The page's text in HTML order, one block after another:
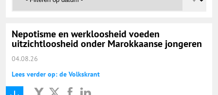
Nepotisme en werkloosheid voeden
uitzichtloosheid onder Marokkaanse jongeren
04.08.26
Lees verder op: de Volkskrant